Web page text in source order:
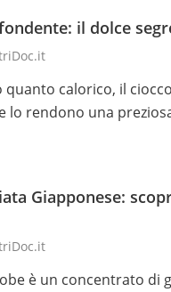
il dolce
quanto calorico, il
lo rendono una
Giapponese:
è un concentrato di